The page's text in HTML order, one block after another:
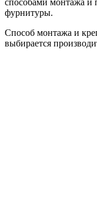
фурнитуры.
Способ монтажа и
выбирается